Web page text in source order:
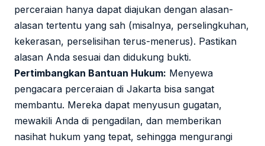
perceraian hanya dapat diajukan dengan alasan-
alasan tertentu yang sah (misalnya, perselingkuhan,
kekerasan, perselisihan terus-menerus). Pastikan
alasan Anda sesuai dan didukung bukti.
Pertimbangkan Bantuan Hukum: Menyewa
pengacara perceraian di Jakarta bisa sangat
membantu. Mereka dapat menyusun gugatan,
mewakili Anda di pengadilan, dan memberikan
nasihat hukum yang tepat, sehingga mengurangi